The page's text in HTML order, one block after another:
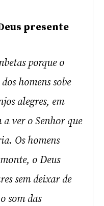
presente
porque o
homens sobe
alegres, em
ver o Senhor que
Os homens
o Deus
sem deixar de
som das